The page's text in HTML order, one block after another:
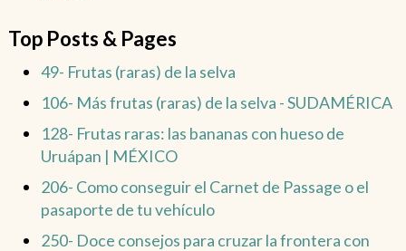
Top Posts & Pages
49- Frutas (raras) de la selva
106- Más frutas (raras) de la selva - SUDAMÉRICA
128- Frutas raras: las bananas con hueso de
Uruápan | MÉXICO
206- Como conseguir el Carnet de Passage o el
pasaporte de tu vehículo
250- Doce consejos para cruzar la frontera con